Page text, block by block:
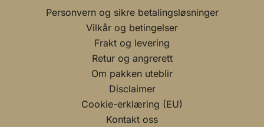
Personvern og sikre betalingsløsninger
Vilkår og betingelser
Frakt og levering
Retur og angrerett
Om pakken uteblir
Disclaimer
Cookie-erklæring (EU)
Kontakt oss